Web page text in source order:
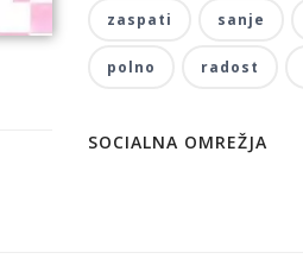
zaspati sanje
polno radost
SOCIALNA OMREŽJA